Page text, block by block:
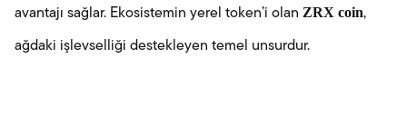
avantajı sağlar. Ekosistemin yerel token’i olan ZRX coin,
ağdaki işlevselliği destekleyen temel unsurdur.